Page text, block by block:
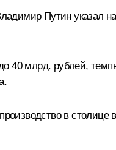
Путин указал
40 млрд. рублей,
в столице